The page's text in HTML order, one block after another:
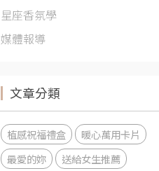
星座香氛學
媒體報導
文章分類
植感祝福禮盒
暖心萬用卡片
最愛的妳
送給女生推薦